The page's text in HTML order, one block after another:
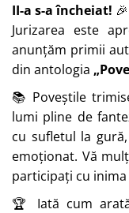
II-a s-a încheiat! 🎉
Jurizarea este
anunțăm primii
din antologia
📚 Poveștile
lumi pline de
cu sufletul la
emoționat. Vă
participați cu inima
🏆 Iată cum